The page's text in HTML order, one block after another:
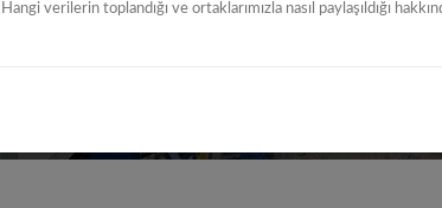
machine - 3 axis
Hangi verilerin toplandığı ve ortaklarımızla nasıl paylaşıldığı